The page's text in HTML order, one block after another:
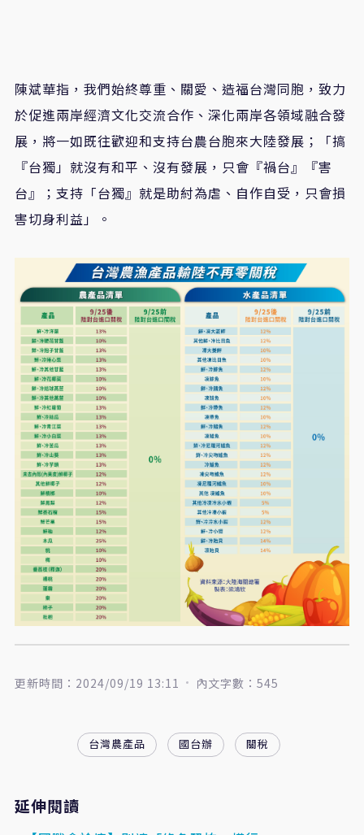
陳斌華指，我們始終尊重、關愛、造福台灣同胞，致力
於促進兩岸經濟文化交流合作、深化兩岸各領域融合發
展，將一如既往歡迎和支持台農台胞來大陸發展；「搞
『台獨」就沒有和平、沒有發展，只會『禍台』『害
台』；支持「台獨』就是助紂為虐、自作自受，只會損
害切身利益」。
更新時間：2024/09/19 13:11 內文字數：545
台灣農產品 國台辦 關稅
延伸閱讀